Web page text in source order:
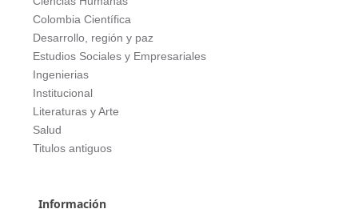
Colombia Científica
Desarrollo, región y paz
Estudios Sociales y Empresariales
Ingenierias
Institucional
Literaturas y Arte
Salud
Titulos antiguos
Información